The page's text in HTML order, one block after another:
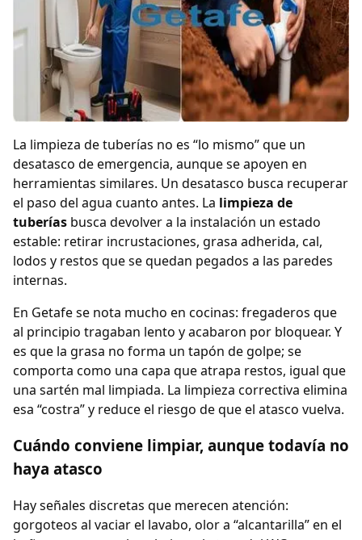
La limpieza de tuberías no es “lo mismo” que un
desatasco de emergencia, aunque se apoyen en
herramientas similares. Un desatasco busca recuperar
el paso del agua cuanto antes. La limpieza de
tuberías busca devolver a la instalación un estado
estable: retirar incrustaciones, grasa adherida, cal,
lodos y restos que se quedan pegados a las paredes
internas.
En Getafe se nota mucho en cocinas: fregaderos que
al principio tragaban lento y acabaron por bloquear. Y
es que la grasa no forma un tapón de golpe; se
comporta como una capa que atrapa restos, igual que
una sartén mal limpiada. La limpieza correctiva elimina
esa “costra” y reduce el riesgo de que el atasco vuelva.
Cuándo conviene limpiar, aunque todavía no
haya atasco
Hay señales discretas que merecen atención:
gorgoteos al vaciar el lavabo, olor a “alcantarilla” en el